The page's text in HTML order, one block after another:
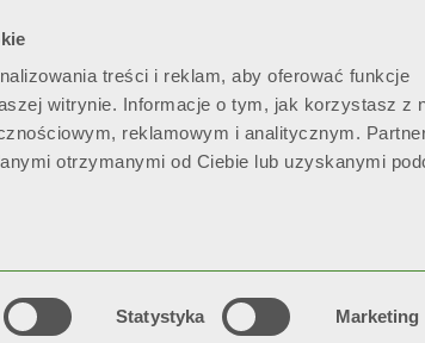
treści i reklam, aby oferować funkcje
witrynie. Informacje o tym, jak korzystasz z
reklamowym i analitycznym.
otrzymanymi od Ciebie lub uzyskanymi
Statystyka Marketing
Serwis Techniczny
witryny